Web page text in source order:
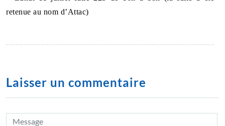
retenue au nom d’Attac)
Laisser un commentaire